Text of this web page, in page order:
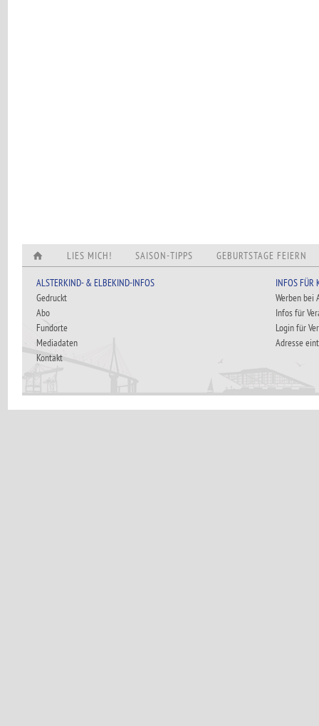
LIES MICH! SAISON-TIPPS GEBURTSTAGE FEIERN
ALSTERKIND- & ELBEKIND-INFOS
Gedruckt
Abo
Fundorte
Mediadaten
Kontakt
INFOS FÜR
Werben bei
Infos für
Login für
Adresse